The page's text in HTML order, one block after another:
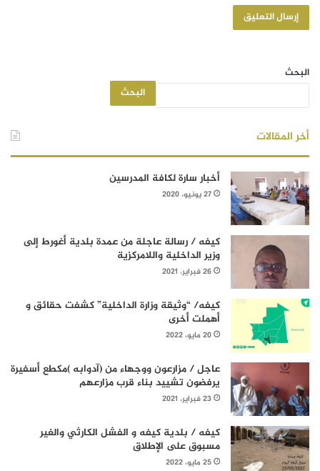
البحث
البحث
أخر المقالات
أخبار سارة لكافة المدرسين
27 يونيو، 2020
كيفه / رسالة عاجلة من عمدة بلدية أغورط إلى
وزير الداخلية واللامركزية
26 فبراير، 2021
كيفه/ “وثيقة وزارة الداخلية” كشفت حقائق و
أهملت أخرى
20 مايو، 2022
عاجل / مزارعون ووجهاء من (آدوابه )مكطع أسفيرة
يرفضون تشييد بناء قرب مزارعهم
23 فبراير، 2021
كيفه / بلدية كيفه و الفشل الكارثي والغير
مسبوق على الإطلاق
25 مايو، 2022